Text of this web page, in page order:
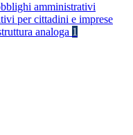
amministrativi
per cittadini e imprese
analoga 1